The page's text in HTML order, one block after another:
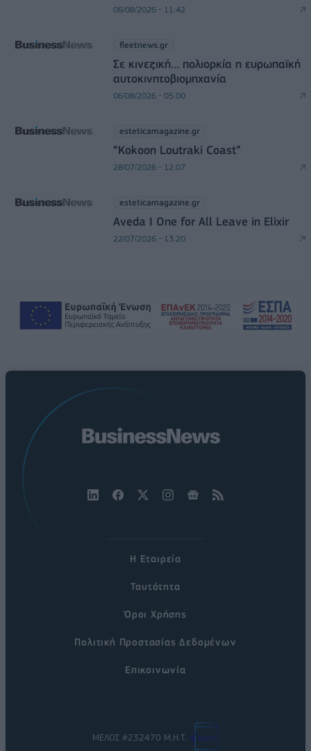
06/08/2026 - 11:42
fleetnews.gr
Σε κινεζική… πολιορκία η ευρωπαϊκή
αυτοκινητοβιομηχανία
06/08/2026 - 05:00
esteticamagazine.gr
“Kokoon Loutraki Coast”
28/07/2026 - 12:07
esteticamagazine.gr
Aveda I One for All Leave in Elixir
22/07/2026 - 13:20
Η Εταιρεία
Ταυτότητα
Όροι Χρήσης
Πολιτική Προστασίας Δεδομένων
Επικοινωνία
ΜΕΛΟΣ #232470 Μ.Η.Τ.